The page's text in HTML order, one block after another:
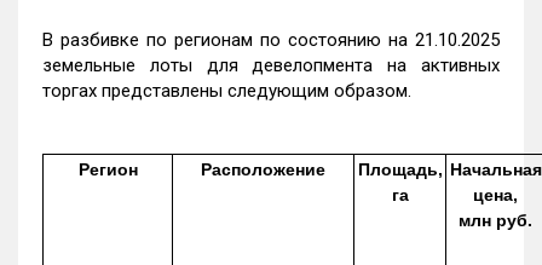
В разбивке по регионам по состоянию на 21.10.2025
земельные лоты для девелопмента на активных
торгах представлены следующим образом.
Регион Расположение
Площадь,
га
Начальная
цена,
млн руб.